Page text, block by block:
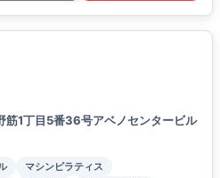
筋1丁目5番36号アベノセンタービル
マシンピラティス